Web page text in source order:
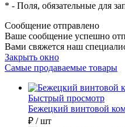
* - Поля, обязательные для
Сообщение отправлено
Ваше сообщение успешно
Вами свяжется наш
Закрыть окно
Самые продаваемые товары
Быстрый просмотр
Бежецкий винтовой
₽ / шт